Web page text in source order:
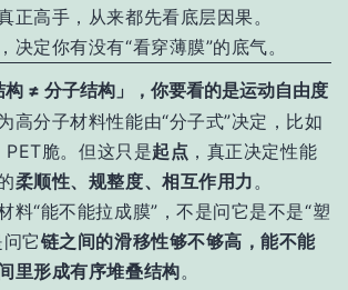
正高手，从来都先看底层因果。
决定你有没有“看穿薄膜”的底气。
≠ 分子结构」，你要看的是运动自由度
高分子材料性能由“分子式”决定，比如
PET脆。但这只是起点 ，真正决定性能
柔顺性、规整度、相互作用力。
料“能不能拉成膜”，不是问它是不是“塑
它链之间的滑移性够不够高，能不能
里形成有序堆叠结构。